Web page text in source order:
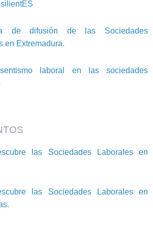
de difusión de las Sociedades
en Extremadura.
laboral en las sociedades
las Sociedades Laborales en
las Sociedades Laborales en